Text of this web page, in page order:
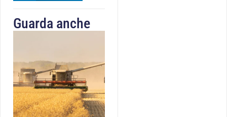
Guarda anche